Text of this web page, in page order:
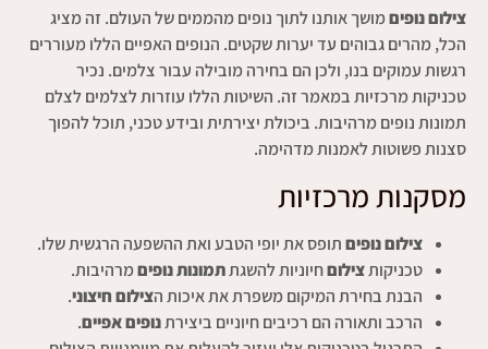
צילום נופיםמושך אותנו לתוך נופים מהממים של העולם. זה מציג
הכל, מהרים גבוהים עד יערות שקטים. הנופים האפיים הללו מעוררים
רגשות עמוקים בנו, ולכן הם בחירה מובילה עבור צלמים. נכיר
טכניקות מרכזיות במאמר זה. השיטות הללו עוזרות לצלמים לצלם
תמונות נופים מרהיבות. ביכולת יצירתית ובידע טכני, תוכל להפוך
סצנות פשוטות לאמנות מדהימה.
מסקנות מרכזיות
צילום נופיםתופס את יופי הטבע ואת ההשפעה הרגשית שלו.
טכניקותצילוםחיוניות להשגתתמונות נופיםמרהיבות.
הבנת בחירת המיקום משפרת את איכות הצילום חיצוני.
הרכב ותאורה הם רכיבים חיוניים ביצירתנופים אפיים.